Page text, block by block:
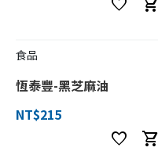
favorite shopping_cart
食品
恆泰豐-黑芝麻油
NT$215
favorite shopping_cart